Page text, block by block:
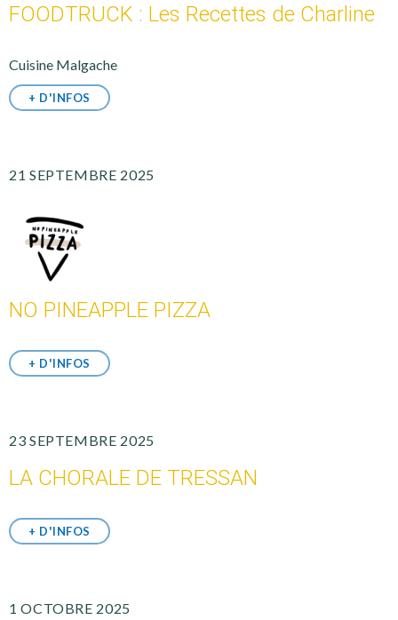
FOODTRUCK : Les Recettes de Charline
Cuisine Malgache
+ D'INFOS
21 SEPTEMBRE 2025
NO PINEAPPLE PIZZA
+ D'INFOS
23 SEPTEMBRE 2025
LA CHORALE DE TRESSAN
+ D'INFOS
1 OCTOBRE 2025